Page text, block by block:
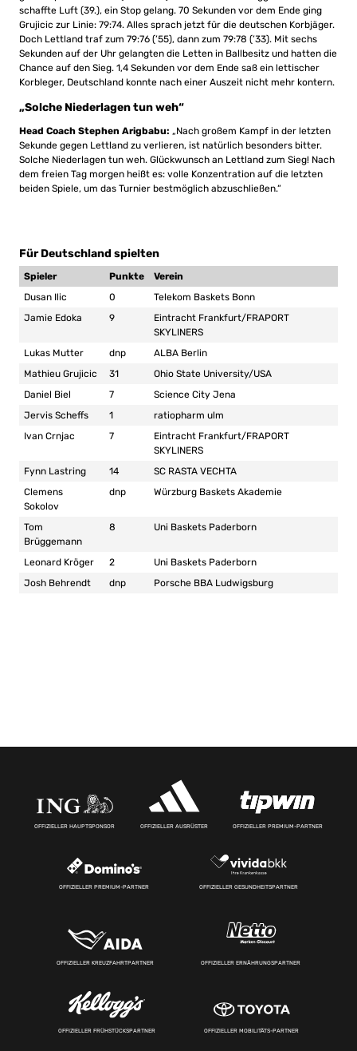
schaffte Luft (39.), ein Stop gelang. 70 Sekunden vor dem Ende ging
Grujicic zur Linie: 79:74. Alles sprach jetzt für die deutschen Korbjäger.
Doch Lettland traf zum 79:76 (’55), dann zum 79:78 (’33). Mit sechs
Sekunden auf der Uhr gelangten die Letten in Ballbesitz und hatten die
Chance auf den Sieg. 1,4 Sekunden vor dem Ende saß ein lettischer
Korbleger, Deutschland konnte nach einer Auszeit nicht mehr kontern.
„Solche Niederlagen tun weh“
Head Coach Stephen Arigbabu: „Nach großem Kampf in der letzten
Sekunde gegen Lettland zu verlieren, ist natürlich besonders bitter.
Solche Niederlagen tun weh. Glückwunsch an Lettland zum Sieg! Nach
dem freien Tag morgen heißt es: volle Konzentration auf die letzten
beiden Spiele, um das Turnier bestmöglich abzuschließen.“
Für Deutschland spielten
Spieler Punkte
Verein
Dusan Ilic
0
Telekom Baskets Bonn
Jamie Edoka
9
Eintracht Frankfurt/FRAPORT
SKYLINERS
Lukas Mutter
dnp
ALBA Berlin
Mathieu Grujicic
31
Ohio State University/USA
Daniel Biel
7
Science City Jena
Jervis Scheffs
1
ratiopharm ulm
Ivan Crnjac
7
Eintracht Frankfurt/FRAPORT
SKYLINERS
Fynn Lastring
14
SC RASTA VECHTA
Clemens
Sokolov
dnp Würzburg Baskets Akademie
Tom
Brüggemann
8 Uni Baskets Paderborn
Leonard Kröger 2
Uni Baskets Paderborn
Josh Behrendt
dnp Porsche BBA Ludwigsburg
OFFIZIELLER HAUPTSPONSOR OFFIZIELLER AUSRÜSTER OFFIZIELLER PREMIUM-PARTNER
OFFIZIELLER PREMIUM-PARTNER OFFIZIELLER GESUNDHEITSPARTNER
OFFIZIELLER KREUZFAHRTPARTNER OFFIZIELLER ERNÄHRUNGSPARTNER
OFFIZIELLER FRÜHSTÜCKSPARTNER OFFIZIELLER MOBILITÄTS-PARTNER